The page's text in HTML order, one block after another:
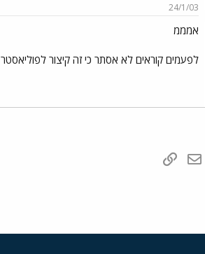
24/1/03
אמממ
לפעמים קוראים לא אסתר כי זה קיצור לפוליאסטר
WhatsAppדואר אלקטרוני